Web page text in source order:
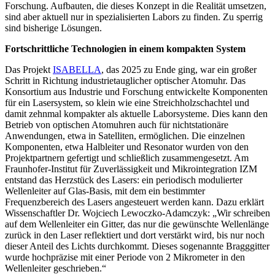
Forschung. Aufbauten, die dieses Konzept in die Realität umsetzen,
sind aber aktuell nur in spezialisierten Labors zu finden. Zu sperrig
sind bisherige Lösungen.
Fortschrittliche Technologien in einem kompakten System
Das Projekt ISABELLA, das 2025 zu Ende ging, war ein großer
Schritt in Richtung industrietauglicher optischer Atomuhr. Das
Konsortium aus Industrie und Forschung entwickelte Komponenten
für ein Lasersystem, so klein wie eine Streichholzschachtel und
damit zehnmal kompakter als aktuelle Laborsysteme. Dies kann den
Betrieb von optischen Atomuhren auch für nichtstationäre
Anwendungen, etwa in Satelliten, ermöglichen. Die einzelnen
Komponenten, etwa Halbleiter und Resonator wurden von den
Projektpartnern gefertigt und schließlich zusammengesetzt. Am
Fraunhofer-Institut für Zuverlässigkeit und Mikrointegration IZM
entstand das Herzstück des Lasers: ein periodisch modulierter
Wellenleiter auf Glas-Basis, mit dem ein bestimmter
Frequenzbereich des Lasers angesteuert werden kann. Dazu erklärt
Wissenschaftler Dr. Wojciech Lewoczko-Adamczyk: „Wir schreiben
auf dem Wellenleiter ein Gitter, das nur die gewünschte Wellenlänge
zurück in den Laser reflektiert und dort verstärkt wird, bis nur noch
dieser Anteil des Lichts durchkommt. Dieses sogenannte Bragggitter
wurde hochpräzise mit einer Periode von 2 Mikrometer in den
Wellenleiter geschrieben.“